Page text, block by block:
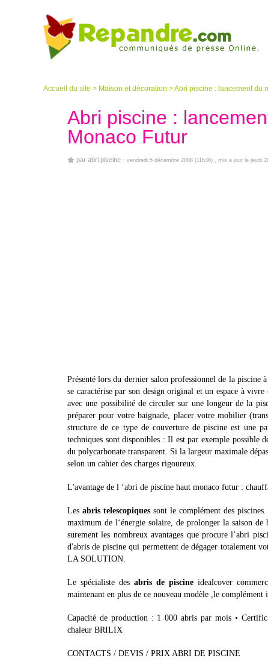
Accueil du site > Maison et décoration >Abri piscine : lancement du
Abri piscine :
Monaco Futur
par abri piscine - vendredi 5 décembre 2008 (11h36) , mis a jour le jeudi
Présenté lors du dernier salon professionnel de la
se caractérise par son design original et un espace à
avec une possibilité de circuler sur une longeur de la
préparer pour votre baignade, placer votre mobilier
structure de ce type de couverture de piscine est une
techniques sont disponibles : Il est par exemple
du polycarbonate transparent. Si la largeur maximale
selon un cahier des charges rigoureux.
L'avantage de l ‘abri de piscine haut monaco futur :
Lesabris telescopiques sont le complément des
maximum de l‘énergie solaire, de prolonger la saison de
surement les nombreux avantages que procure l’abri
d'abris de piscine qui permettent de dégager totalement
LA SOLUTION.
Le spécialiste desabris de piscine idealcover
maintenant en plus de ce nouveau modèle ,le
Capacité de production : 1 000 abris par mois •
chaleur BRILIX
CONTACTS / DEVIS / PRIX ABRI DE PISCINE